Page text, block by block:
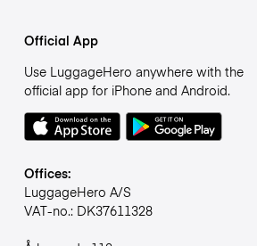
Official App
Use LuggageHero anywhere with the
official app for iPhone and Android.
Offices:
LuggageHero A/S
VAT-no.: DK37611328